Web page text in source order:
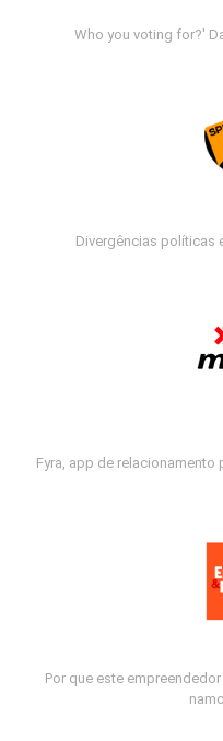
Who you voting for?'
Divergências políticas
Fyra, app de
Por que este